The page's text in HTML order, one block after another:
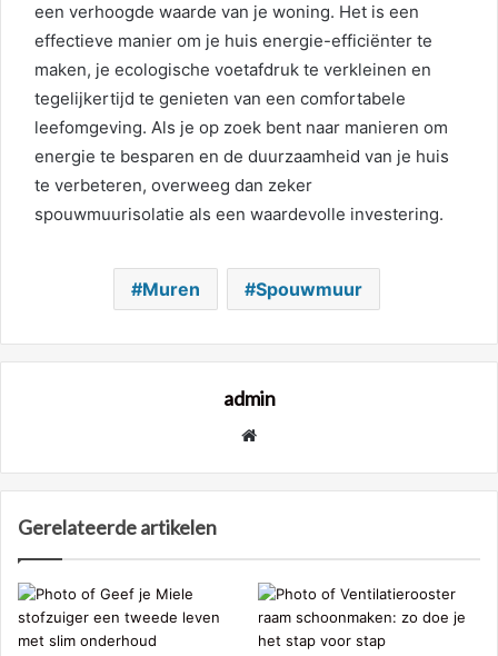
een verhoogde waarde van je woning. Het is een
effectieve manier om je huis energie-efficiënter te
maken, je ecologische voetafdruk te verkleinen en
tegelijkertijd te genieten van een comfortabele
leefomgeving. Als je op zoek bent naar manieren om
energie te besparen en de duurzaamheid van je huis
te verbeteren, overweeg dan zeker
spouwmuurisolatie als een waardevolle investering.
Muren Spouwmuur
admin
Website
Gerelateerde artikelen